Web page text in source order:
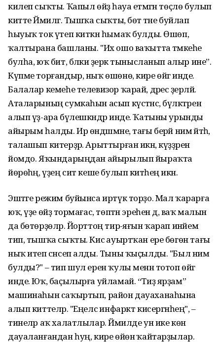
килеп сыҡты. Ҡапыл өйҙә һауа етмәгән төҫлө булып
китте Йәмилгә. Тышҡа сыҡты, бөтә тәне буйлап
һыуыҡ ток үтеп киткән һымаҡ булды. Өшөп,
ҡалтырана башланы. "Их ошо ваҡытта тәмәкеһе
булһа, юҡ бит, бәлки әҙерәк тынысланып алыр ине”.
Күпме торғандыр, ныҡ өшөнө, кире өйгә инде.
Балалар кемеһе телевизор ҡарай, дәрес әҙерләй.
Аталарының сумкаһын асып күстәнәс, бүләктәрен
алып үҙ-ара бүлешкәндәр инде. Ҡатыны урынды
айырым һалды. Ир өндәшмәне, тағы берәй нимә әйтһә,
талашып китерҙәр. Арыттырған икән, күҙҙәрен
йомдо. Яҡындарыңдан айырылып йыраҡта
йөрөһәң, үҙең сит кеше булып китәһең икән.
Эштәге режим буйынса иртүк торҙо. Мал ҡарарға
юҡ, үҙе өйҙә тормағас, төптән эреһен дә, ваҡ малын
да бөтөрҙөләр. Йорттоң тирә-яғын ҡарап инәйем
тип, тышҡа сыҡты. Кисә ауыртҡан ере бөгөн тағы
ныҡ итеп сәнсеп алды. Тыны ҡыҫылды. "Был нимә
булды?" – тип шул ерен ҡулы менән тотоп өйгә
инде. Юҡ, баҫылырға уйламай. “Тиҙ ярҙам”
машинаһын саҡыртып, район дауаханаһына
алып киттеләр. "Еңелсә инфаркт кисергәнһең", –
тинеләр аҡ халатлылар. Йәмилде ун ике көн
дауаланғандан һуң, кире өйөнә ҡайтарҙылар.